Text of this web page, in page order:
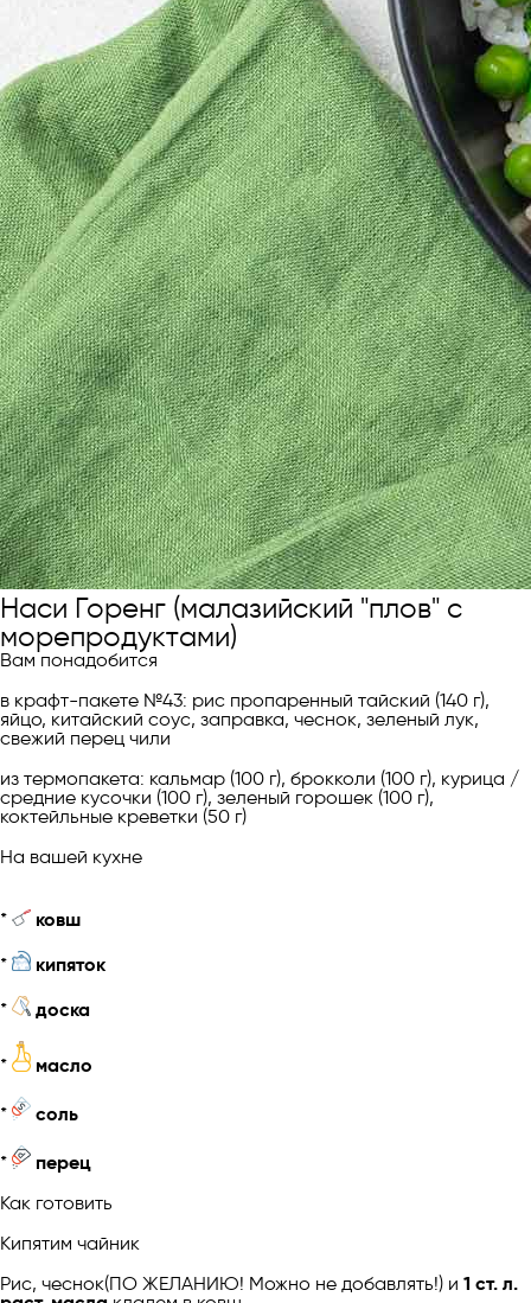
Наси Горенг (малазийский "плов" с
морепродуктами)
Вам понадобится
в крафт-пакете №43: рис пропаренный тайский (140 г),
яйцо, китайский соус, заправка, чеснок, зеленый лук,
свежий перец чили
из термопакета: кальмар (100 г), брокколи (100 г), курица /
средние кусочки (100 г), зеленый горошек (100 г),
коктейльные креветки (50 г)
На вашей кухне
* ковш
*
кипяток
*
доска
* масло
* соль
*
перец
Как готовить
Кипятим чайник
Рис, чеснок(ПО ЖЕЛАНИЮ! Можно не добавлять!) и 1 ст. л.